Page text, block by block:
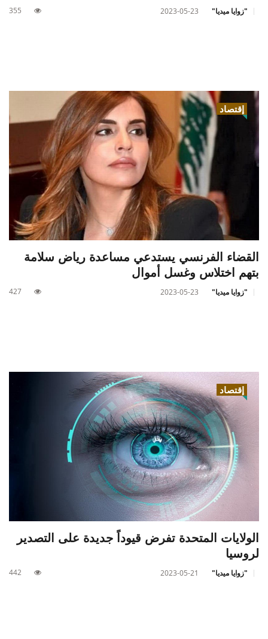
"زوايا ميديا" 2023-05-23
355
إقتصاد
القضاء الفرنسي يستدعي مساعدة رياض سلامة
بتهم اختلاس وغسل أموال
"زوايا ميديا" 2023-05-23
427
إقتصاد
الولايات المتحدة تفرض قيوداً جديدة على التصدير
لروسيا
"زوايا ميديا" 2023-05-21
442